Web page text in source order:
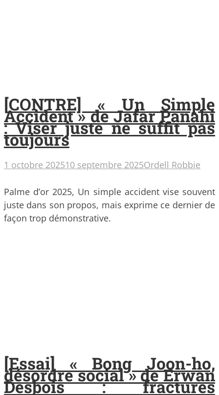
[CONTRE] « Un Simple
Accident » de Jafar Panahi
: Viser juste ne suffit pas
toujours
1 octobre 202510 septembre 2025Ordell Robbie
Palme d’or 2025, Un simple accident vise souvent
juste dans son propos, mais exprime ce dernier de
façon trop démonstrative.
[Essai] « Bong Joon-ho,
désordre social » de Erwan
Desbois : fractures